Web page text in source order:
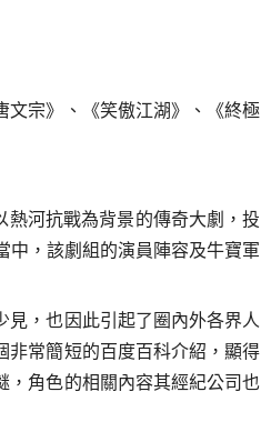
文宗》、《笑傲江湖》、《終極
河抗戰為背景的傳奇大劇，投
中，該劇組的演員陣容及牛寶軍
見，也因此引起了圈內外各界人
非常簡短的百度百科介紹，顯得
，角色的相關內容其經紀公司也